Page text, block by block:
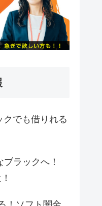
クでも借りれる
ラックへ！